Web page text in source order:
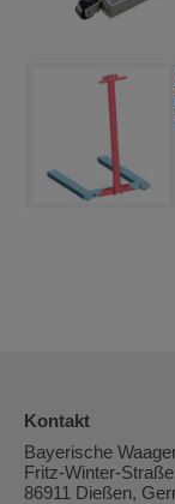
Kontakt
Bayerische
Fritz-Winter-
86911 Dießen,